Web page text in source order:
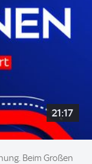
21:17
Beim Großen